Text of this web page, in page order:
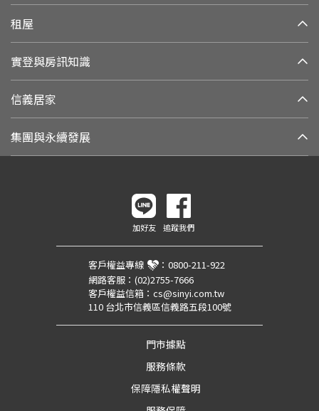
租屋
實登與房訊知識
信義居家
集團與永續發展
加好友 追蹤我們
客戶權益專線 ： 0800-211-922
網路客服： (02)2755-7666
客戶權益信箱： cs@sinyi.com.tw
110 台北市信義區信義路五段100號
門市據點
服務條款
保障隱私權聲明